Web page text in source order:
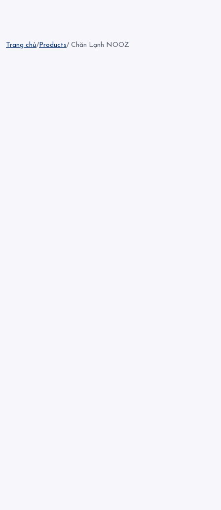
Trang chủ/Products/ Chăn Lạnh NOOZ